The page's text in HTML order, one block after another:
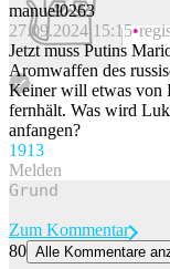
Beitrag melden
manuel0263
27.09.2024 15:15
Jetzt muss Putins
Aromwaffen des
Keiner will etwas von
fernhält. Was wird
anfangen?
1913
Melden
Zum Kommentar
80 Alle Kommentare